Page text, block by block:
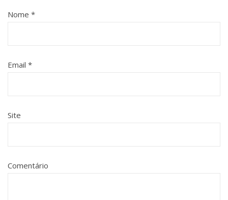
Nome *
Email *
Site
Comentário